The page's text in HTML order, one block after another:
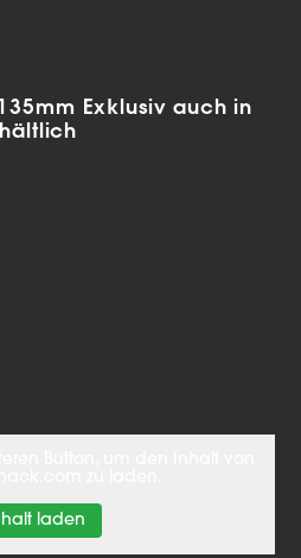
Exklusiv auch in
laden